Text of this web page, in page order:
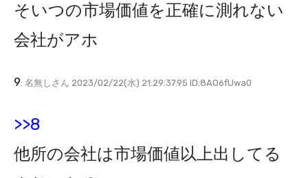
そいつの市場価値を正確に測れない
会社がアホ
9: 名無しさん 2023/02/22(水) 21:29:37.95 ID:8AO6fUwa0
>>8
他所の会社は市場価値以上出してる